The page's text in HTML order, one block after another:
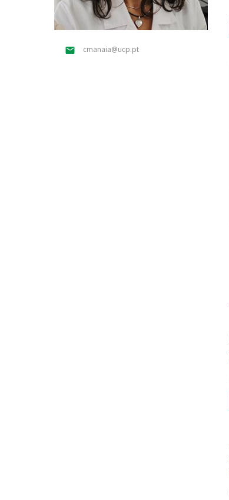
Parcerias Estratégicas
Iniciativas Nacionais
Candidaturascmanaia@ucp.pt